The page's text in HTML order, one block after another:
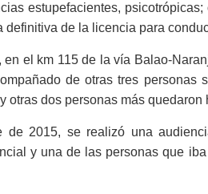
estupefacientes,
definitiva de la licencia para
el km 115 de la vía Balao-
de otras tres personas
otras dos personas más quedaron
de 2015, se realizó una
y una de las personas que